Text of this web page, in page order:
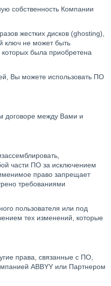
собственность Компании
жестких дисков (ghosting),
ключ не может быть
была приобретена
Вы можете использовать ПО
договоре между Вами и
части ПО за исключением
право запрещает
требованиями
пользователя или под
тех изменений, которые
права, связанные с ПО,
ABBYY или Партнером